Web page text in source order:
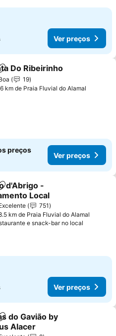
Ver preços
Adicionar aos favoritos
Do Ribeirinho
19
km de Praia Fluvial do Alamal
preços
Ver preços
Adicionar aos favoritos
d'Abrigo -
Local
751
km de Praia Fluvial do Alamal
e snack-bar no local
Ver preços
Adicionar aos favoritos
do Gavião by
Alacer